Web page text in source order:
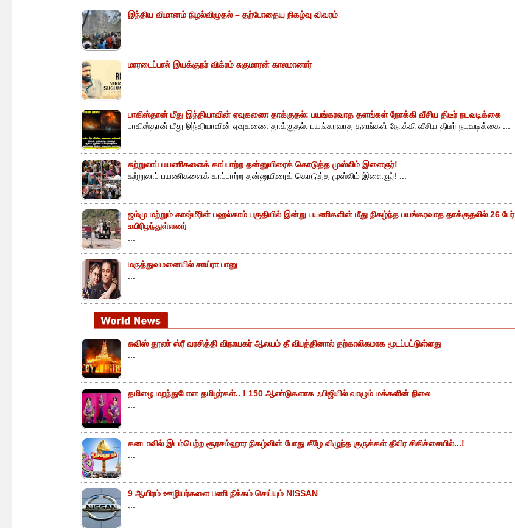
இந்திய விமானம் நிழல்விழுதல் – தற்போதைய நிகழ்வு விவரம்
...
மாரடைப்பால் இயக்குநர் விக்ரம் சுகுமாரன் காலமானார்
...
பாகிஸ்தான் மீது இந்தியாவின் ஏவுகணை தாக்குதல்: பயங்கரவாத தளங்கள் நோக்கி வீசிய திடீர் நடவடிக்கை
பாகிஸ்தான் மீது இந்தியாவின் ஏவுகணை தாக்குதல்: பயங்கரவாத தளங்கள் நோக்கி வீசிய திடீர் நடவடிக்கை ...
சுற்றுலாப் பயணிகளைக் காப்பாற்ற தன்னுயிரைக் கொடுத்த முஸ்லிம் இளைஞர்!
சுற்றுலாப் பயணிகளைக் காப்பாற்ற தன்னுயிரைக் கொடுத்த முஸ்லிம் இளைஞர்! ...
ஜம்மு மற்றும் காஷ்மீரின் பஹல்காம் பகுதியில் இன்று பயணிகளின் மீது நிகழ்ந்த பயங்கரவாத தாக்குதலில் 26 பேர்
உயிரிழந்துள்ளனர்
...
மருத்துவமனையில் சாய்ரா பானு
...
சுவிஸ் தூண் ஸ்ரீ வரசித்தி விநாயகர் ஆலயம் தீ விபத்தினால் தற்காலிகமாக மூடப்பட்டுள்ளது
...
தமிழை மறந்துபோன தமிழர்கள்.. ! 150 ஆண்டுகளாக ஃபிஜியில் வாழும் மக்களின் நிலை
...
கனடாவில் இடம்பெற்ற சூரசம்ஹார நிகழ்வின் போது கீழே விழுந்த குருக்கள் தீவிர சிகிச்சையில்...!
...
9 ஆயிரம் ஊழியர்களை பணி நீக்கம் செய்யும் NISSAN
...